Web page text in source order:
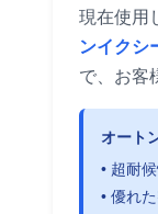
現在使用
ンイクシ
で、お客
オート
• 超耐
• 優れ